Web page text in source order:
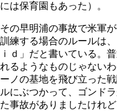
には保育園もあった）。
その早明浦の事故で米軍
訓練する場合のルールは
ｉｄ」だと書いている。
れるようなものじゃない
ーノの基地を飛び立った
ルにぶつかって、ゴンド
た事故がありましたけれ